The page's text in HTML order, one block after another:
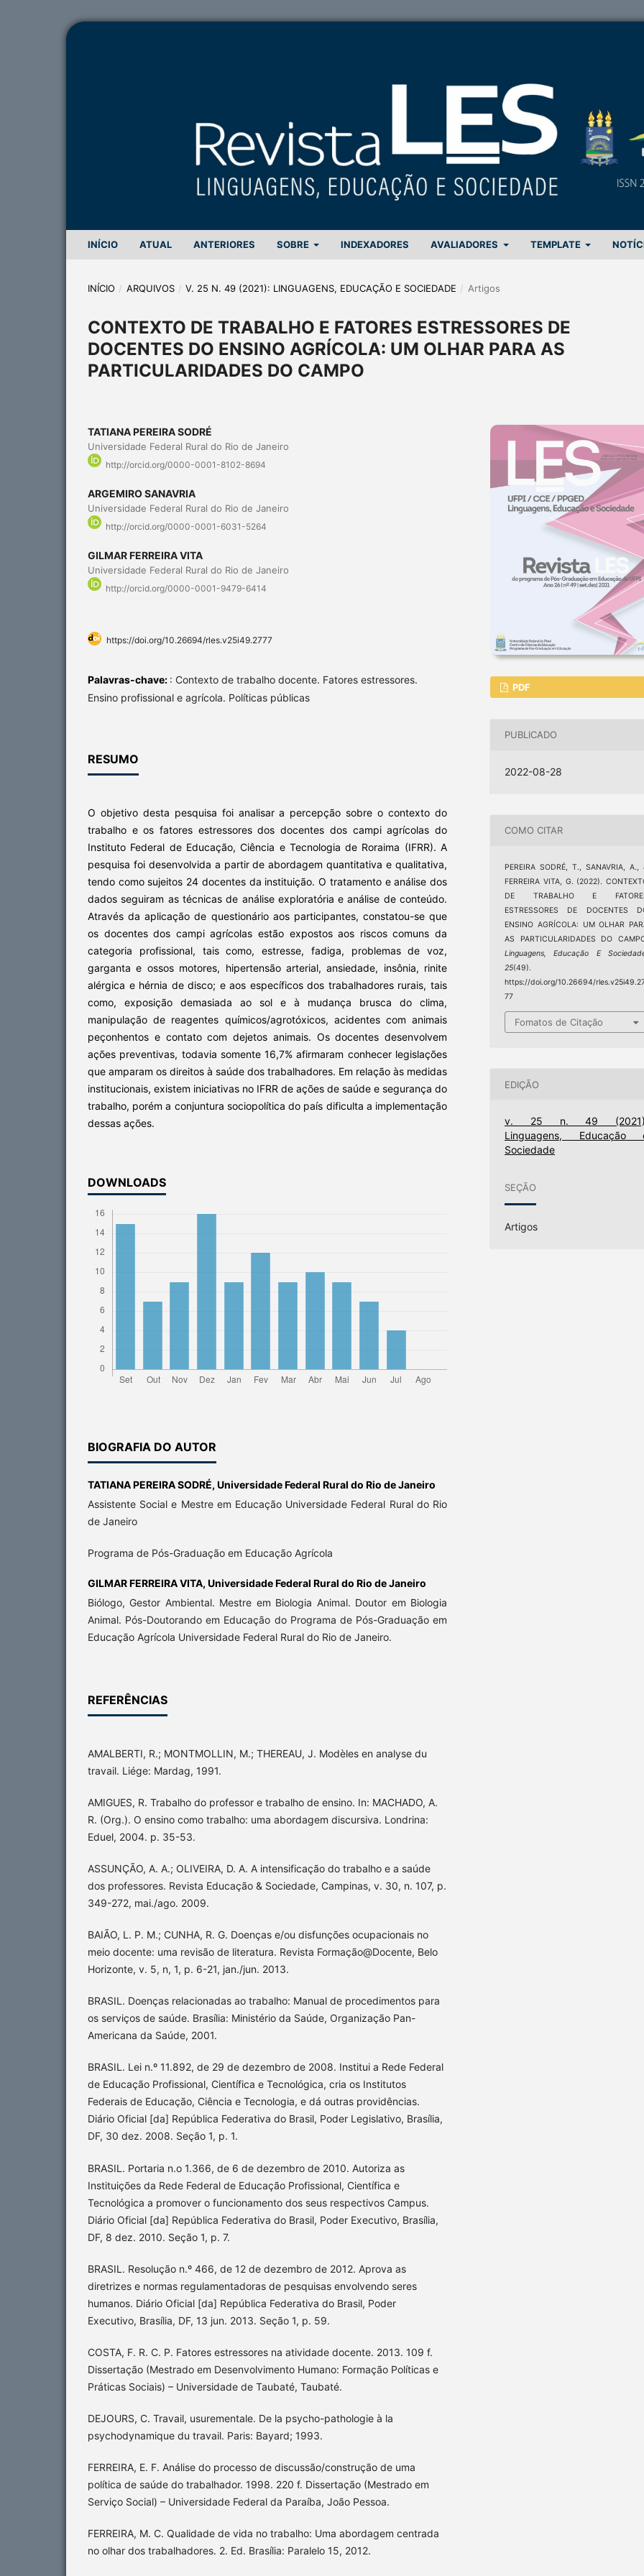
INÍCIO ATUAL ANTERIORES SOBRE INDEXADORES AVALIADORES TEMPLATE
INÍCIO / ARQUIVOS / V. 25 N. 49 (2021): LINGUAGENS, EDUCAÇÃO E SOCIEDADE / Artigos
CONTEXTO DE TRABALHO E FATORES ESTRESSORES DE
DOCENTES DO ENSINO AGRÍCOLA: UM OLHAR PARA AS
PARTICULARIDADES DO CAMPO
TATIANA PEREIRA SODRÉ
Universidade Federal Rural do Rio de Janeiro
http://orcid.org/0000-0001-8102-8694
ARGEMIRO SANAVRIA
Universidade Federal Rural do Rio de Janeiro
http://orcid.org/0000-0001-6031-5264
GILMAR FERREIRA VITA
Universidade Federal Rural do Rio de Janeiro
http://orcid.org/0000-0001-9479-6414
https://doi.org/10.26694/rles.v25i49.2777
Palavras-chave: : Contexto de trabalho docente. Fatores estressores.
Ensino profissional e agrícola. Políticas públicas
RESUMO
O objetivo desta pesquisa foi analisar a percepção sobre o contexto do
trabalho e os fatores estressores dos docentes dos campi agrícolas do
Instituto Federal de Educação, Ciência e Tecnologia de Roraima (IFRR). A
pesquisa foi desenvolvida a partir de abordagem quantitativa e qualitativa,
tendo como sujeitos 24 docentes da instituição. O tratamento e análise dos
dados seguiram as técnicas de análise exploratória e análise de conteúdo.
Através da aplicação de questionário aos participantes, constatou-se que
os docentes dos campi agrícolas estão expostos aos riscos comuns da
categoria profissional, tais como, estresse, fadiga, problemas de voz,
garganta e ossos motores, hipertensão arterial, ansiedade, insônia, rinite
alérgica e hérnia de disco; e aos específicos dos trabalhadores rurais, tais
como, exposição demasiada ao sol e à mudança brusca do clima,
manipulação de reagentes químicos/agrotóxicos, acidentes com animais
peçonhentos e contato com dejetos animais. Os docentes desenvolvem
ações preventivas, todavia somente 16,7% afirmaram conhecer legislações
que amparam os direitos à saúde dos trabalhadores. Em relação às medidas
institucionais, existem iniciativas no IFRR de ações de saúde e segurança do
trabalho, porém a conjuntura sociopolítica do país dificulta a implementação
dessas ações.
DOWNLOADS
BIOGRAFIA DO AUTOR
TATIANA PEREIRA SODRÉ, Universidade Federal Rural do Rio de Janeiro
Assistente Social e Mestre em Educação Universidade Federal Rural do Rio
de Janeiro
Programa de Pós-Graduação em Educação Agrícola
GILMAR FERREIRA VITA, Universidade Federal Rural do Rio de Janeiro
Biólogo, Gestor Ambiental. Mestre em Biologia Animal. Doutor em Biologia
Animal. Pós-Doutorando em Educação do Programa de Pós-Graduação em
Educação Agrícola Universidade Federal Rural do Rio de Janeiro.
REFERÊNCIAS
AMALBERTI, R.; MONTMOLLIN, M.; THEREAU, J. Modèles en analyse du
travail. Liége: Mardag, 1991.
AMIGUES, R. Trabalho do professor e trabalho de ensino. In: MACHADO, A.
R. (Org.). O ensino como trabalho: uma abordagem discursiva. Londrina:
Eduel, 2004. p. 35-53.
ASSUNÇÃO, A. A.; OLIVEIRA, D. A. A intensificação do trabalho e a saúde
dos professores. Revista Educação & Sociedade, Campinas, v. 30, n. 107, p.
349-272, mai./ago. 2009.
BAIÃO, L. P. M.; CUNHA, R. G. Doenças e/ou disfunções ocupacionais no
meio docente: uma revisão de literatura. Revista Formação@Docente, Belo
Horizonte, v. 5, n, 1, p. 6-21, jan./jun. 2013.
BRASIL. Doenças relacionadas ao trabalho: Manual de procedimentos para
os serviços de saúde. Brasília: Ministério da Saúde, Organização Pan-
Americana da Saúde, 2001.
BRASIL. Lei n.º 11.892, de 29 de dezembro de 2008. Institui a Rede Federal
de Educação Profissional, Científica e Tecnológica, cria os Institutos
Federais de Educação, Ciência e Tecnologia, e dá outras providências.
Diário Oficial [da] República Federativa do Brasil, Poder Legislativo, Brasília,
DF, 30 dez. 2008. Seção 1, p. 1.
BRASIL. Portaria n.o 1.366, de 6 de dezembro de 2010. Autoriza as
Instituições da Rede Federal de Educação Profissional, Científica e
Tecnológica a promover o funcionamento dos seus respectivos Campus.
Diário Oficial [da] República Federativa do Brasil, Poder Executivo, Brasília,
DF, 8 dez. 2010. Seção 1, p. 7.
BRASIL. Resolução n.º 466, de 12 de dezembro de 2012. Aprova as
diretrizes e normas regulamentadoras de pesquisas envolvendo seres
humanos. Diário Oficial [da] República Federativa do Brasil, Poder
Executivo, Brasília, DF, 13 jun. 2013. Seção 1, p. 59.
COSTA, F. R. C. P. Fatores estressores na atividade docente. 2013. 109 f.
Dissertação (Mestrado em Desenvolvimento Humano: Formação Políticas e
Práticas Sociais) – Universidade de Taubaté, Taubaté.
DEJOURS, C. Travail, usurementale. De la psycho-pathologie à la
psychodynamique du travail. Paris: Bayard; 1993.
FERREIRA, E. F. Análise do processo de discussão/construção de uma
política de saúde do trabalhador. 1998. 220 f. Dissertação (Mestrado em
Serviço Social) – Universidade Federal da Paraíba, João Pessoa.
FERREIRA, M. C. Qualidade de vida no trabalho: Uma abordagem centrada
no olhar dos trabalhadores. 2. Ed. Brasília: Paralelo 15, 2012.
PDF
PUBLICADO
2022-08-28
COMO CITAR
PEREIRA SODRÉ, T., SANAVRIA, A.,
FERREIRA VITA, G. (2022).
DE TRABALHO E
ESTRESSORES DE DOCENTES
ENSINO AGRÍCOLA: UM OLHAR
AS PARTICULARIDADES DO
Linguagens, Educação E
25(49).
https://doi.org/10.26694/
77
Fomatos de Citação
EDIÇÃO
v. 25 n. 49
Linguagens, Educação
Sociedade
SEÇÃO
Artigos